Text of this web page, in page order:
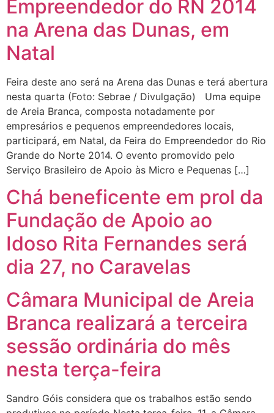
Empreendedor do RN 2014
na Arena das Dunas, em
Natal
Feira deste ano será na Arena das Dunas e terá abertura
nesta quarta (Foto: Sebrae / Divulgação) Uma equipe
de Areia Branca, composta notadamente por
empresários e pequenos empreendedores locais,
participará, em Natal, da Feira do Empreendedor do Rio
Grande do Norte 2014. O evento promovido pelo
Serviço Brasileiro de Apoio às Micro e Pequenas […]
Chá beneficente em prol da
Fundação de Apoio ao
Idoso Rita Fernandes será
dia 27, no Caravelas
Câmara Municipal de Areia
Branca realizará a terceira
sessão ordinária do mês
nesta terça-feira
Sandro Góis considera que os trabalhos estão sendo